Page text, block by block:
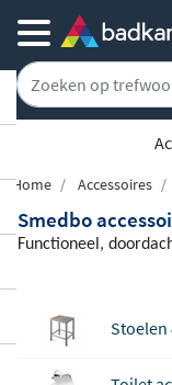
Home Accessoires
Smedbo
Functioneel,
te doorstaan.Stoelen